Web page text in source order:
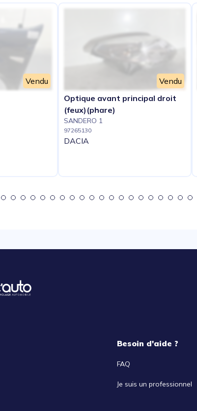
Vendu
Vendu
Optique avant principal droit
(feux)(phare)
SANDERO 1
97265130
DACIA
Besoin d'aide ?
FAQ
Je suis un professionnel